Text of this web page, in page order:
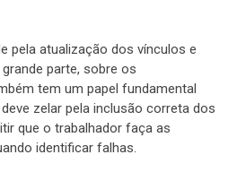
pela atualização dos vínculos e
parte, sobre os
tem um papel fundamental
zelar pela inclusão correta dos
que o trabalhador faça as
identificar falhas.